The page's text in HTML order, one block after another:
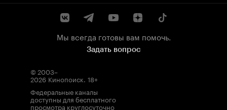
Мы всегда готовы вам помочь.
Задать вопрос
© 2003–
2026 Кинопоиск. 18+
Федеральные каналы
доступны для бесплатного
просмотра круглосуточно